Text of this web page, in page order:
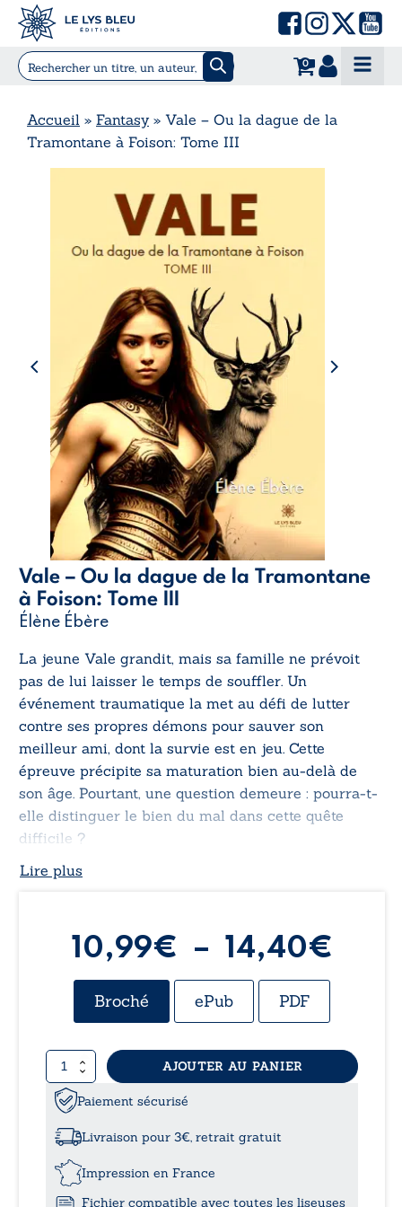
0
Accueil » Fantasy» Vale – Ou la dague de la
Tramontane à Foison: Tome III
Vale – Ou la dague de la Tramontane
à Foison: Tome III
Élène Ébère
La jeune Vale grandit, mais sa famille ne prévoit
pas de lui laisser le temps de souffler. Un
événement traumatique la met au défi de lutter
contre ses propres démons pour sauver son
meilleur ami, dont la survie est en jeu. Cette
épreuve précipite sa maturation bien au-delà de
son âge. Pourtant, une question demeure : pourra-t-
elle distinguer le bien du mal dans cette quête
difficile ?
Lire plus
10,99€ – 14,40€
Broché ePub PDF
quantité
de
Vale
Ou
dague
AJOUTER AU PANIER
Paiement sécurisé
Livraison pour 3€, retrait gratuit
Impression en France
Fichier compatible avec toutes les liseuses